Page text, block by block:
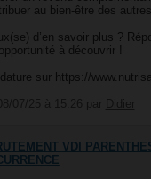
au bien-être des
d’en savoir plus ?
à découvrir !
sur https://
VDI